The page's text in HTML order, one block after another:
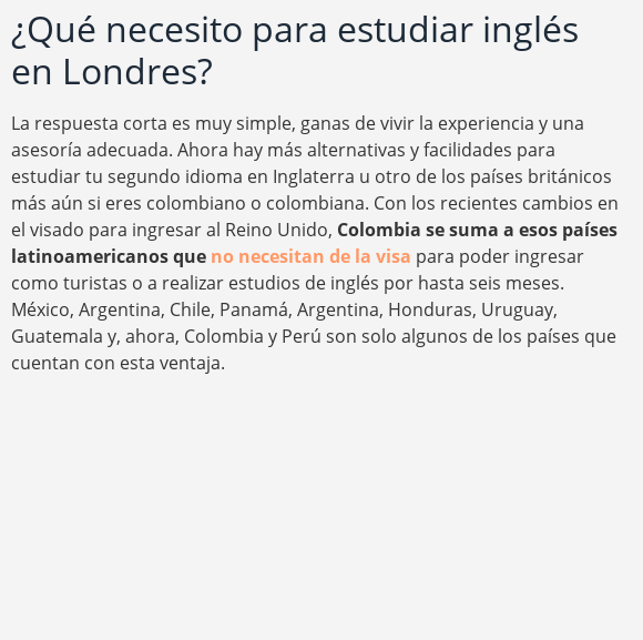
¿Qué necesito para estudiar inglés
en Londres?
La respuesta corta es muy simple, ganas de vivir la experiencia y una
asesoría adecuada. Ahora hay más alternativas y facilidades para
estudiar tu segundo idioma en Inglaterra u otro de los países británicos
más aún si eres colombiano o colombiana. Con los recientes cambios en
el visado para ingresar al Reino Unido, Colombia se suma a esos países
latinoamericanos que no necesitan de la visa para poder ingresar
como turistas o a realizar estudios de inglés por hasta seis meses.
México, Argentina, Chile, Panamá, Argentina, Honduras, Uruguay,
Guatemala y, ahora, Colombia y Perú son solo algunos de los países que
cuentan con esta ventaja.